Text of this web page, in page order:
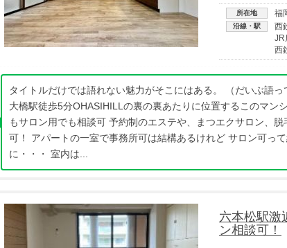
所在地 福
沿線・駅
西
JR
西
タイトルだけでは語れない魅力がそこにはある。 （だいぶ語っ
大橋駅徒歩5分OHASIHILLの裏の裏あたりに位置するこのマン
もサロン用でも相談可 予約制のエステや、まつエクサロン、脱
可！ アパートの一室で事務所可は結構あるけれど サロン可っ
に・・・ 室内は...
六本松駅
ン相談可！